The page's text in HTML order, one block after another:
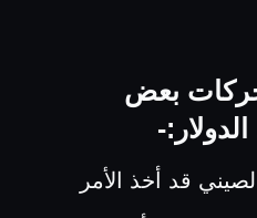
بعض
قد أخذ الأمر